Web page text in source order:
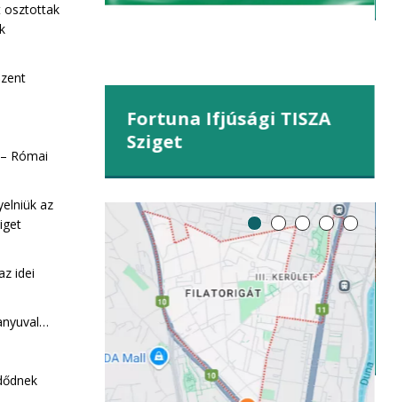
osztottak
Római
az
idei
Fortuna Ifjúsági TISZA
Sziget